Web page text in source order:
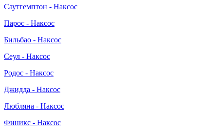
Саутгемптон - Наксос
Парос - Наксос
Бильбао - Наксос
Сеул - Наксос
Родос - Наксос
Джидда - Наксос
Любляна - Наксос
Финикс - Наксос